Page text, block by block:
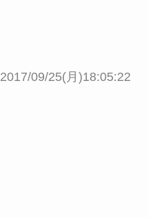
2017/09/25(月)18:05:22